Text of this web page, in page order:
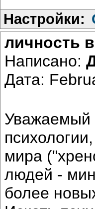
Настройки:
личность
Написано:
Дата:
Уважаемый
мира
людей -
более